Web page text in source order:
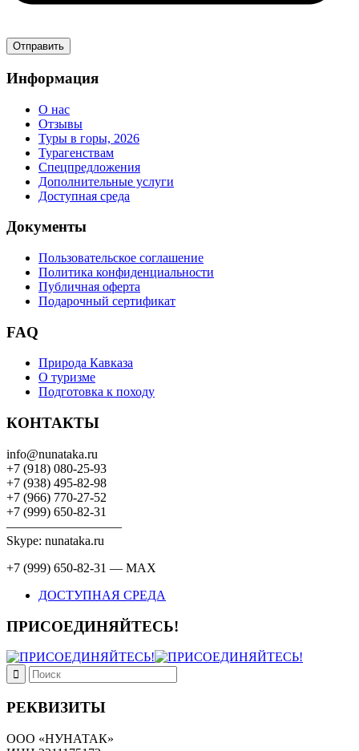
Информация
О нас
Отзывы
Туры в горы, 2026
Турагенствам
Спецпредложения
Дополнительные услуги
Доступная среда
Документы
Пользовательское соглашение
Политика конфиденциальности
Публичная оферта
Подарочный сертификат
FAQ
Природа Кавказа
О туризме
Подготовка к походу
КОНТАКТЫ
info@nunataka.ru
+7 (918) 080-25-93
+7 (938) 495-82-98
+7 (966) 770-27-52
+7 (999) 650-82-31
—————————
Skype: nunataka.ru
+7 (999) 650-82-31 — MAX
ДОСТУПНАЯ СРЕДА
ПРИСОЕДИНЯЙТЕСЬ!
РЕКВИЗИТЫ
ООО «НУНАТАК»